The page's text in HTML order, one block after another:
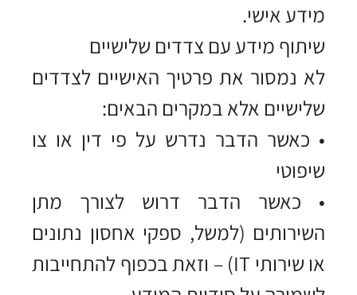
מידע אישי.
שיתוף מידע עם צדדים שלישיים
לא נמסור את פרטיך האישיים לצדדים
שלישיים אלא במקרים הבאים:
• כאשר הדבר נדרש על פי דין או צו
שיפוטי
• כאשר הדבר דרוש לצורך מתן
השירותים (למשל, ספקי אחסון נתונים
או שירותי IT) – וזאת בכפוף להתחייבות